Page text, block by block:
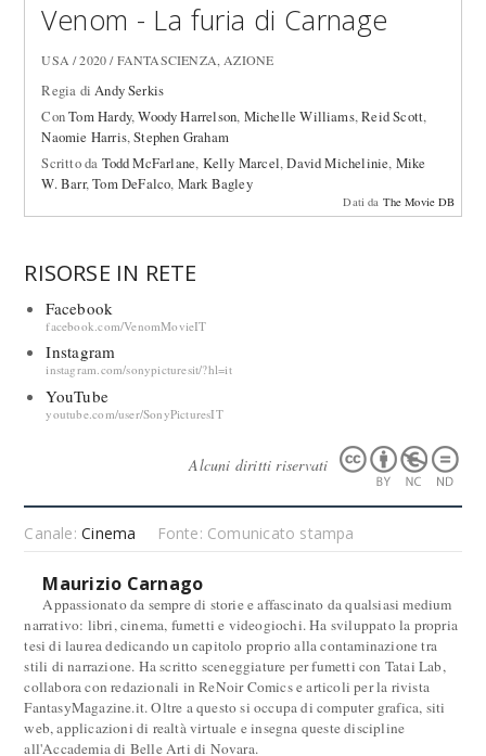
Venom - La furia di Carnage
USA / 2020 / FANTASCIENZA, AZIONE
Regia diAndy Serkis
ConTom Hardy,Woody Harrelson, Michelle Williams,Reid Scott,
Naomie Harris,Stephen Graham
Scritto da Todd McFarlane, Kelly Marcel,David Michelinie, Mike
W. Barr,Tom DeFalco, Mark Bagley
Dati da The Movie DB
RISORSE IN RETE
Facebook
facebook.com/VenomMovieIT
Instagram
instagram.com/sonypicturesit/?hl=it
YouTube
youtube.com/user/SonyPicturesIT
Alcuni diritti riservati
Canale:Cinema Fonte: Comunicato stampa
Maurizio Carnago
Appassionato da sempre di storie e affascinato da qualsiasi medium
narrativo: libri, cinema, fumetti e videogiochi. Ha sviluppato la propria
tesi di laurea dedicando un capitolo proprio alla contaminazione tra
stili di narrazione. Ha scritto sceneggiature per fumetti con Tatai Lab,
collabora con redazionali in ReNoir Comics e articoli per la rivista
FantasyMagazine.it. Oltre a questo si occupa di computer grafica, siti
web, applicazioni di realtà virtuale e insegna queste discipline
all'Accademia di Belle Arti di Novara.